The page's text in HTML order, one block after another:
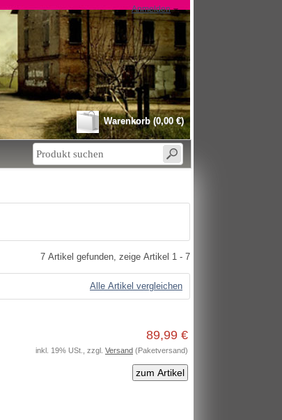
Warenkorb (0,00 €)
Anmelden
7 Artikel gefunden, zeige Artikel 1 - 7
Alle Artikel vergleichen
89,99 €
inkl. 19% USt., zzgl. Versand (Paketversand)
zum Artikel